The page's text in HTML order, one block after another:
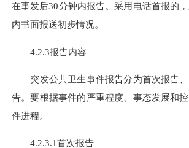
在事发后30分钟内报告。采用电话首报的
内书面报送初步情况。
4.2.3报告内容
突发公共卫生事件报告分为首次报告、
告。要根据事件的严重程度、事态发展和
件进程。
4.2.3.1首次报告